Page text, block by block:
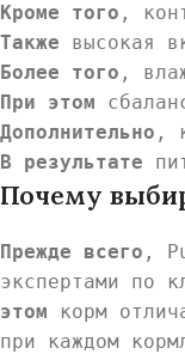
Кроме того ,
Также высокая
Более того ,
При этом
Дополнительно ,
В результате
Почему
Прежде всего ,
экспертами по
этом корм
при каждом